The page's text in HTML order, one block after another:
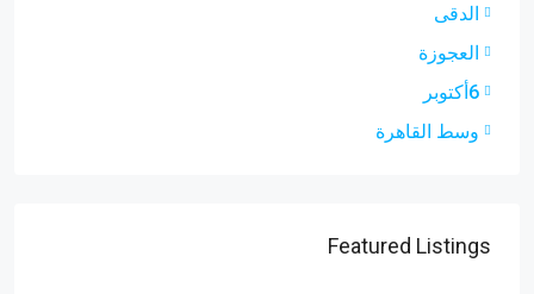
الدقى
العجوزة
6أكتوبر
وسط القاهرة
Featured Listings